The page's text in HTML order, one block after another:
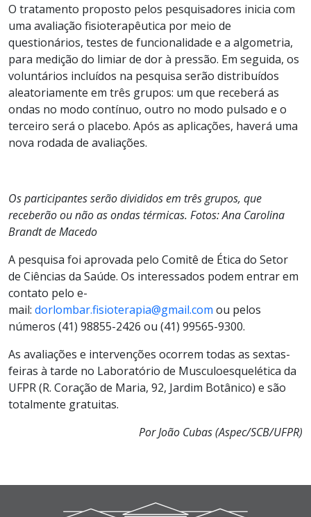
O tratamento proposto pelos pesquisadores inicia com
uma avaliação fisioterapêutica por meio de
questionários, testes de funcionalidade e a algometria,
para medição do limiar de dor à pressão. Em seguida, os
voluntários incluídos na pesquisa serão distribuídos
aleatoriamente em três grupos: um que receberá as
ondas no modo contínuo, outro no modo pulsado e o
terceiro será o placebo. Após as aplicações, haverá uma
nova rodada de avaliações.
Os participantes serão divididos em três grupos, que
receberão ou não as ondas térmicas. Fotos: Ana Carolina
Brandt de Macedo
A pesquisa foi aprovada pelo Comitê de Ética do Setor
de Ciências da Saúde. Os interessados podem entrar em
contato pelo e-
mail: dorlombar.fisioterapia@gmail.com ou pelos
números (41) 98855-2426 ou (41) 99565-9300.
As avaliações e intervenções ocorrem todas as sextas-
feiras à tarde no Laboratório de Musculoesquelética da
UFPR (R. Coração de Maria, 92, Jardim Botânico) e são
totalmente gratuitas.
Por João Cubas (Aspec/SCB/UFPR)